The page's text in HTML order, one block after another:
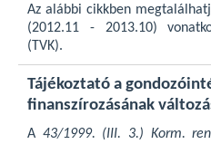
Az alábbi cikkben
(2012.11 - 2013.10)
(TVK).
Tájékoztató a
finanszírozásának
A 43/1999. (III. 3.) Korm.